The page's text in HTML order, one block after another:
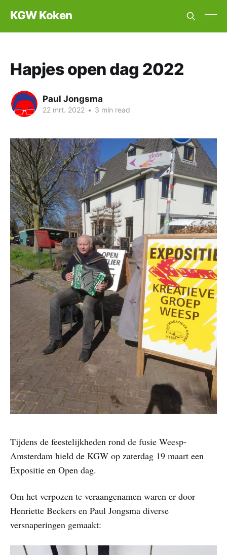
KGW Koken
Hapjes open dag 2022
Paul Jongsma
22 mrt. 2022 • 3 min read
Tijdens de feestelijkheden rond de fusie Weesp-
Amsterdam hield de KGW op zaterdag 19 maart een
Expositie en Open dag.
Om het verpozen te veraangenamen waren er door
Henriette Beckers en Paul Jongsma diverse
versnaperingen gemaakt: